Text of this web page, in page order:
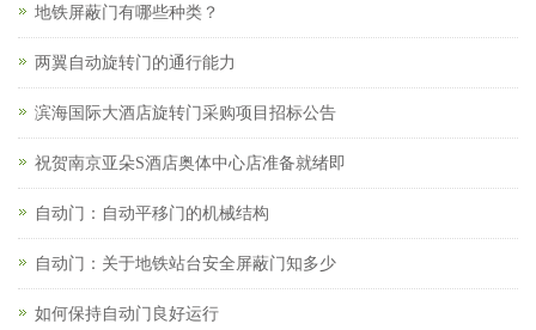
地铁屏蔽门有哪些种类？
两翼自动旋转门的通行能力
滨海国际大酒店旋转门采购项目招标公告
祝贺南京亚朵S酒店奥体中心店准备就绪即
自动门：自动平移门的机械结构
自动门：关于地铁站台安全屏蔽门知多少
如何保持自动门良好运行